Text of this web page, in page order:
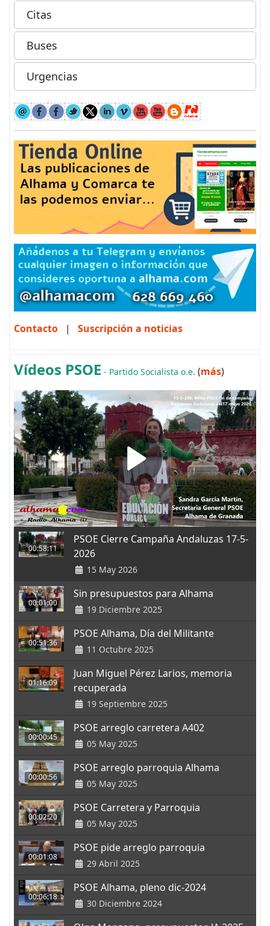
Citas
Buses
Urgencias
Contacto | Suscripción a noticias
Vídeos PSOE - Partido Socialista o.e. (más)
00:58:11
PSOE Cierre Campaña Andaluzas 17-5-
2026
15 May 2026
00:01:00
Sin presupuestos para Alhama
19 Diciembre 2025
00:51:36
PSOE Alhama, Día del Militante
11 Octubre 2025
01:16:09
Juan Miguel Pérez Larios, memoria
recuperada
19 Septiembre 2025
00:00:45
PSOE arreglo carretera A402
05 May 2025
00:00:56
PSOE arreglo parroquia Alhama
05 May 2025
00:02:20
PSOE Carretera y Parroquia
05 May 2025
00:01:08
PSOE pide arreglo parroquia
29 Abril 2025
00:06:18
PSOE Alhama, pleno dic-2024
30 Diciembre 2024